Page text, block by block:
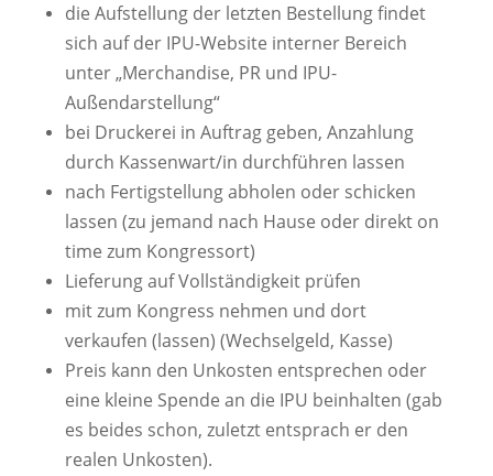
die Aufstellung der letzten Bestellung findet
sich auf der IPU-Website interner Bereich
unter „Merchandise, PR und IPU-
Außendarstellung“
bei Druckerei in Auftrag geben, Anzahlung
durch Kassenwart/in durchführen lassen
nach Fertigstellung abholen oder schicken
lassen (zu jemand nach Hause oder direkt on
time zum Kongressort)
Lieferung auf Vollständigkeit prüfen
mit zum Kongress nehmen und dort
verkaufen (lassen) (Wechselgeld, Kasse)
Preis kann den Unkosten entsprechen oder
eine kleine Spende an die IPU beinhalten (gab
es beides schon, zuletzt entsprach er den
realen Unkosten).